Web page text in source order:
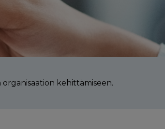
kehittämiseen.